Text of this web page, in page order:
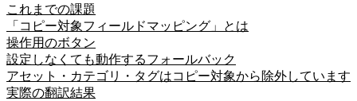
これまでの課題
「コピー対象フィールドマッピング」とは
操作用のボタン
設定しなくても動作するフォールバック
アセット・カテゴリ・タグはコピー対象から除外しています
実際の翻訳結果